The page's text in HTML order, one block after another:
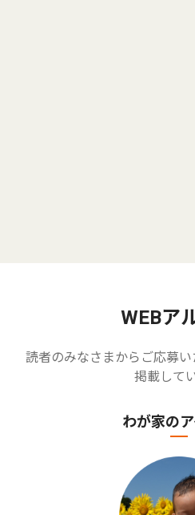
WEBア
読者のみなさまからご応募
掲載して
わが家の